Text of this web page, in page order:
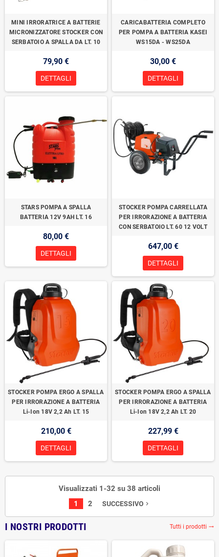
MINI IRRORATRICE A BATTERIE
MICRONIZZATORE STOCKER CON
SERBATOIO A SPALLA DA LT. 10
79,90 €
DETTAGLI
CARICABATTERIA COMPLETO
PER POMPA A BATTERIA KASEI
WS15DA - WS25DA
30,00 €
DETTAGLI
STARS POMPA A SPALLA
BATTERIA 12V 9AH LT. 16
80,00 €
DETTAGLI
STOCKER POMPA CARRELLATA
PER IRRORAZIONE A BATTERIA
CON SERBATOIO LT. 60 12 VOLT
647,00 €
DETTAGLI
STOCKER POMPA ERGO A SPALLA
PER IRRORAZIONE A BATTERIA
Li-Ion 18V 2,2 Ah LT. 15
210,00 €
DETTAGLI
STOCKER POMPA ERGO A SPALLA
PER IRRORAZIONE A BATTERIA
Li-Ion 18V 2,2 Ah LT. 20
227,99 €
DETTAGLI
Visualizzati 1-32 su 38 articoli
1
2 SUCCESSIVO navigate_next
I NOSTRI PRODOTTI Tutti i prodotti trending_flat